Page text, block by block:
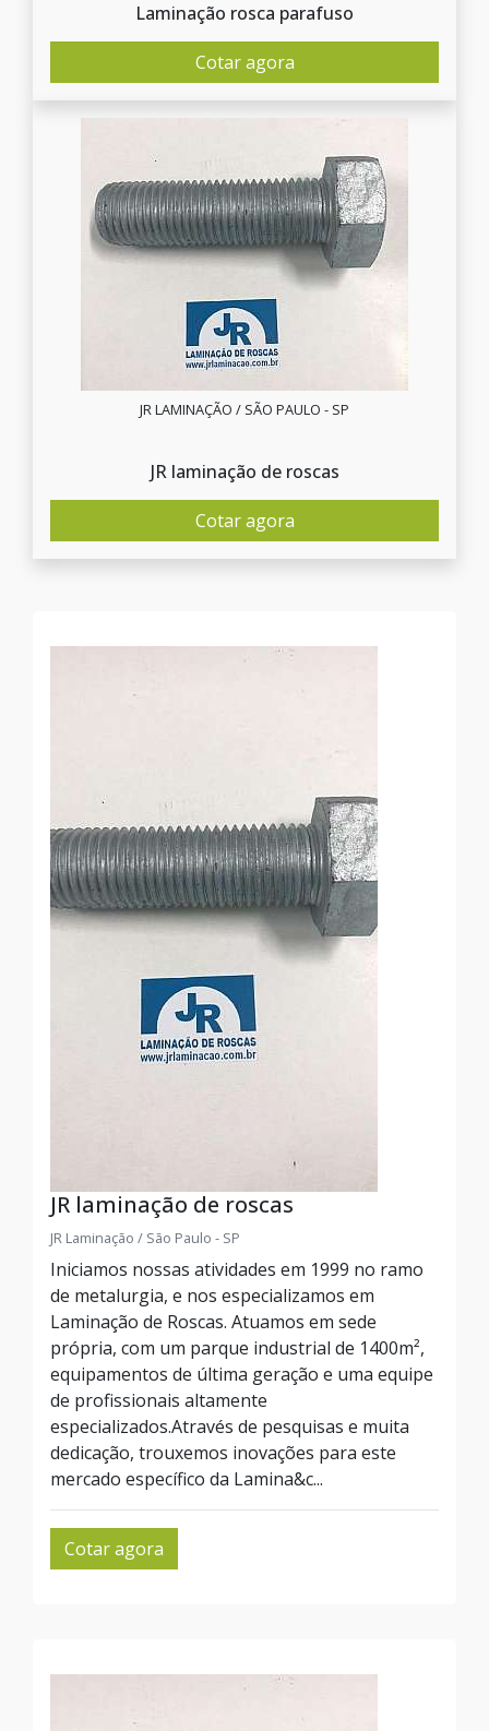
Laminação rosca parafuso
Cotar agora
JR LAMINAÇÃO / SÃO PAULO - SP
JR laminação de roscas
Cotar agora
JR laminação de roscas
JR Laminação / São Paulo - SP
Iniciamos nossas atividades em 1999 no ramo
de metalurgia, e nos especializamos em
Laminação de Roscas. Atuamos em sede
própria, com um parque industrial de 1400m²,
equipamentos de última geração e uma equipe
de profissionais altamente
especializados.Através de pesquisas e muita
dedicação, trouxemos inovações para este
mercado específico da Lamina&c...
Cotar agora